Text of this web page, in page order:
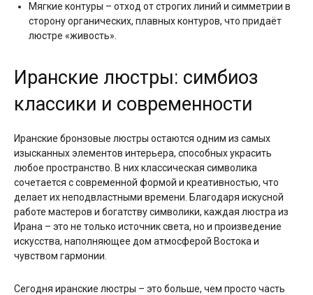
Мягкие контуры – отход от строгих линий и симметрии в
сторону органических, плавных контуров, что придаёт
люстре «живость».
Иранские люстры: симбиоз
классики и современности
Иранские бронзовые люстры остаются одним из самых
изысканных элементов интерьера, способных украсить
любое пространство. В них классическая символика
сочетается с современной формой и креативностью, что
делает их неподвластными времени. Благодаря искусной
работе мастеров и богатству символики, каждая люстра из
Ирана – это не только источник света, но и произведение
искусства, наполняющее дом атмосферой Востока и
чувством гармонии.
Сегодня иранские люстры – это больше, чем просто часть